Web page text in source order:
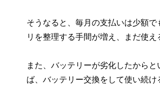
そうなると、毎月の支払いは少額
リを整理する手間が増え、まだ使
また、バッテリーが劣化したから
ば、バッテリー交換をして使い続